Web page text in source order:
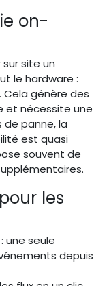
on-
site un
le hardware :
Cela génère des
et nécessite une
de panne, la
est quasi
souvent de
les
: une seule
depuis